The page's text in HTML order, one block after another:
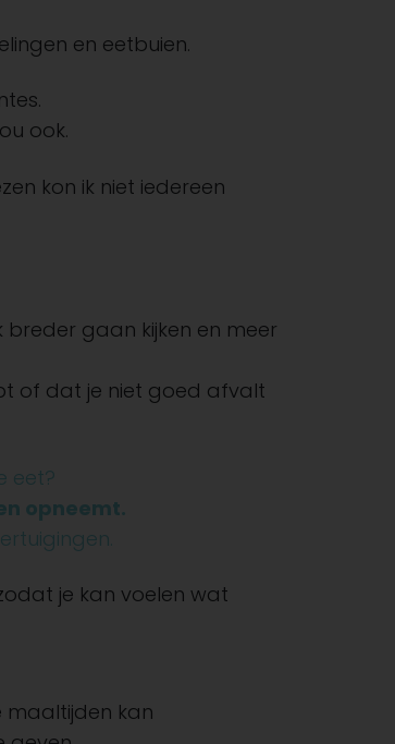
en eetbuien.
ook.
kon ik niet iedereen
breder gaan kijken en meer
of dat je niet goed afvalt
eet?
opneemt.
je kan voelen wat
maaltijden kan